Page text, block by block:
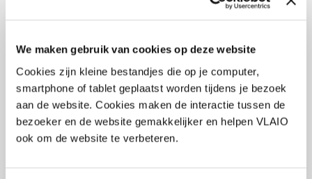
We maken gebruik van cookies op deze website
Cookies zijn kleine bestandjes die op je computer,
smartphone of tablet geplaatst worden tijdens je bezoek
aan de website. Cookies maken de interactie tussen de
bezoeker en de website gemakkelijker en helpen VLAIO
ook om de website te verbeteren.
handelsvennootschappen van privaat recht met
rechtspersoonlijkheid
naamloze vennootschap (nv)
besloten vennootschap (bv)
coöperatieve vennootschap (cv)
vennootschap onder firma (vof)
commanditaire vennootschap (commV)
Europese naamloze vennootschap (se)